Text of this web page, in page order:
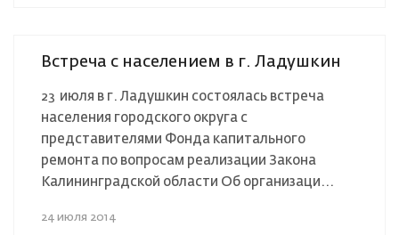
Встреча с населением в г. Ладушкин
23 июля в г. Ладушкин состоялась встреча
населения городского округа с
представителями Фонда капитального
ремонта по вопросам реализации Закона
Калининградской области Об организаци...
24 июля 2014